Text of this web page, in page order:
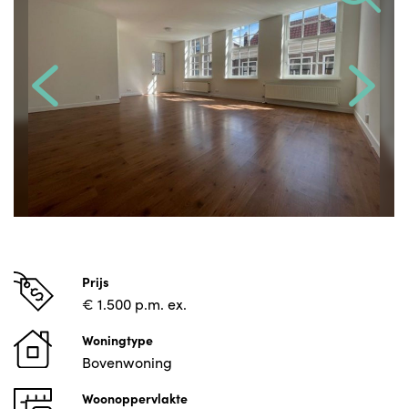
Prijs
€ 1.500 p.m. ex.
Woningtype
Bovenwoning
Woonoppervlakte